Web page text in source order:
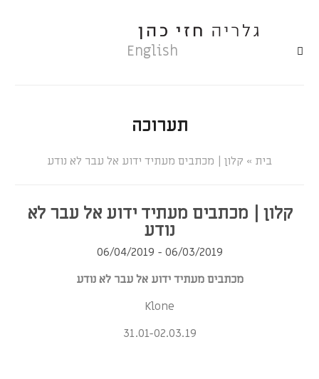
English
תערוכה
» קלון | מכתבים מעתיד ידוע אל עבר לא נודע
קלון | מכתבים מעתיד ידוע אל עבר לא
נודע
06/03/2019 - 06/04/2019
מכתבים מעתיד ידוע אל עבר לא נודע
Klone
31.01-02.03.19